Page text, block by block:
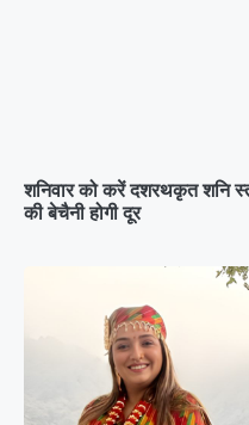
शनिवार को करें दशरथकृत शनि
की बेचैनी होगी दूर